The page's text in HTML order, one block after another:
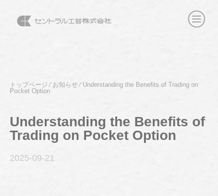
トップページ⁄ お知らせ⁄ Understanding the Benefits of Trading on
Pocket Option
Understanding the Benefits of
Trading on Pocket Option
2025-09-21